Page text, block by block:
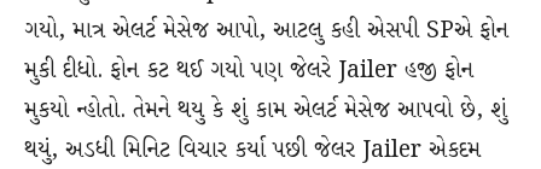
ગયો, માત્ર એલર્ટ મેસેજ આપો, આટલુ કહી એસપી SPએ ફોન
મુકી દીધો. ફોન કટ થઈ ગયો પણ જેલરે Jailer હજી ફોન
મુકયો ન્હોતો. તેમને થયુ કે શું કામ એલર્ટ મેસેજ આપવો છે, શું
થયું, અડધી મિનિટ વિચાર કર્યા પછી જેલર Jailer એકદમ